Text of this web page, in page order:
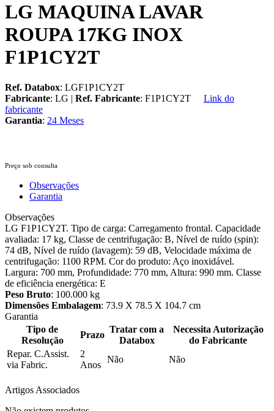
LG MAQUINA LAVAR
ROUPA 17KG INOX
F1P1CY2T
Ref. Databox: LGF1P1CY2T
Fabricante: LG | Ref. Fabricante: F1P1CY2T
Link do
fabricante
Garantia: 24 Meses
Preço sob consulta
Observações
Garantia
Observações
LG F1P1CY2T. Tipo de carga: Carregamento frontal. Capacidade
avaliada: 17 kg, Classe de centrifugação: B, Nível de ruído (spin):
74 dB, Nível de ruído (lavagem): 59 dB, Velocidade máxima de
centrifugação: 1100 RPM. Cor do produto: Aço inoxidável.
Largura: 700 mm, Profundidade: 770 mm, Altura: 990 mm. Classe
de eficiência energética: E
Peso Bruto: 100.000 kg
Dimensões Embalagem: 73.9 X 78.5 X 104.7 cm
Garantia
Tipo de
Resolução
Prazo
Tratar com a
Databox
Necessita Autorização
do Fabricante
Repar. C.Assist.
via Fabric.
2
Anos
Não Não
Artigos Associados